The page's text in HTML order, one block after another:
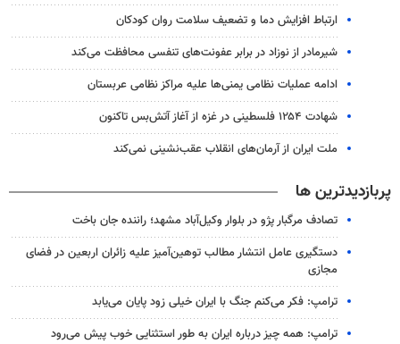
ارتباط افزایش دما و تضعیف سلامت روان کودکان
شیرمادر از نوزاد در برابر عفونت‌های تنفسی محافظت می‌کند
ادامه عملیات نظامی یمنی‌ها علیه مراکز نظامی عربستان
شهادت ۱۲۵۴ فلسطینی در غزه از آغاز آتش‌بس تاکنون
ملت ایران از آرمان‌های انقلاب عقب‌نشینی نمی‌کند
پربازدیدترین ها
تصادف مرگبار پژو در بلوار وکیل‌آباد مشهد؛ راننده جان باخت
دستگیری عامل انتشار مطالب توهین‌آمیز علیه زائران اربعین در فضای
مجازی
ترامپ: فکر می‌کنم جنگ با ایران خیلی زود پایان می‌یابد
ترامپ: همه چیز درباره ایران به طور استثنایی خوب پیش می‌رود